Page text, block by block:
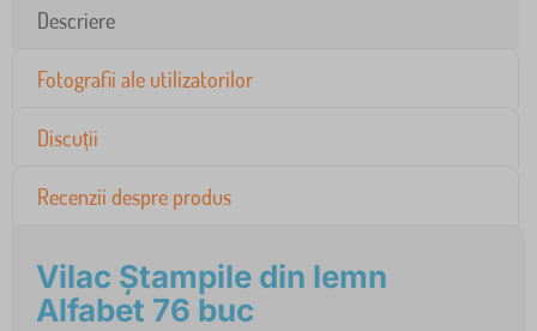
Descriere
Fotografii ale utilizatorilor
Discuții
Recenzii despre produs
Vilac Ștampile din lemn
Alfabet 76 buc